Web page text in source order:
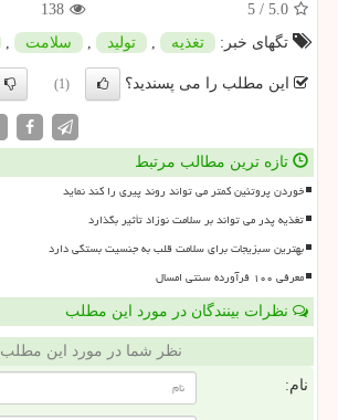
5.0
/
5
138
تگهای خبر:
تغذیه , تولید , سلامت ,
این مطلب را می پسندید؟ (1)
تازه ترین مطالب مرتبط
خوردن پروتئین کمتر می تواند روند پیری را کند نماید
تغذیه پدر می تواند بر سلامت نوزاد تأثیر بگذارد
بهترین سبزیجات برای سلامت قلب به جنسیت بستگی دارد
معرفی ۱۰۰ فرآورده سنتی امسال
نظرات بینندگان در مورد این مطلب
نظر شما در مورد این مطلب
نام: